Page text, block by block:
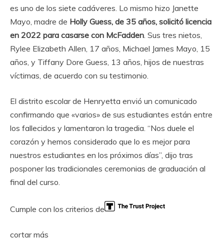
es uno de los siete cadáveres. Lo mismo hizo Janette
Mayo, madre de Holly Guess, de 35 años, solicitó licencia
en 2022 para casarse con McFadden . Sus tres nietos,
Rylee Elizabeth Allen, 17 años, Michael James Mayo, 15
años, y Tiffany Dore Guess, 13 años, hijos de nuestras
víctimas, de acuerdo con su testimonio.
El distrito escolar de Henryetta envió un comunicado
confirmando que «varios» de sus estudiantes están entre
los fallecidos y lamentaron la tragedia. “Nos duele el
corazón y hemos considerado que lo es mejor para
nuestros estudiantes en los próximos días”, dijo tras
posponer las tradicionales ceremonias de graduación al
final del curso.
Cumple con los criterios de
cortar más